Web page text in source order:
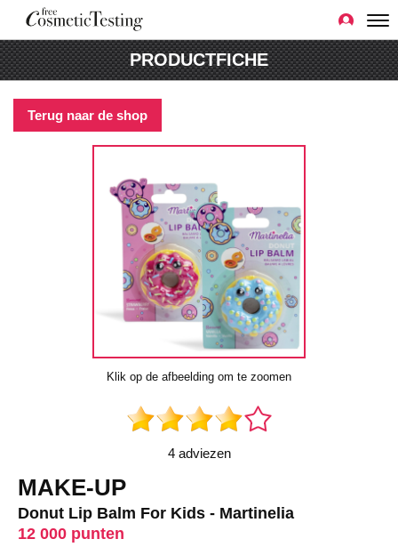
PRODUCTFICHE
Terug naar de shop
Klik op de afbeelding om te zoomen
4 adviezen
MAKE-UP
Donut Lip Balm For Kids - Martinelia
12 000 punten